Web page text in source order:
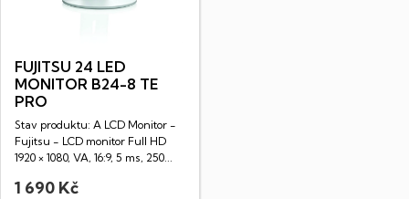
FUJITSU 24 LED
MONITOR B24-8 TE
PRO
Stav produktu: A LCD Monitor -
Fujitsu - LCD monitor Full HD
1920 × 1080, VA, 16:9, 5 ms, 250...
1 690 Kč